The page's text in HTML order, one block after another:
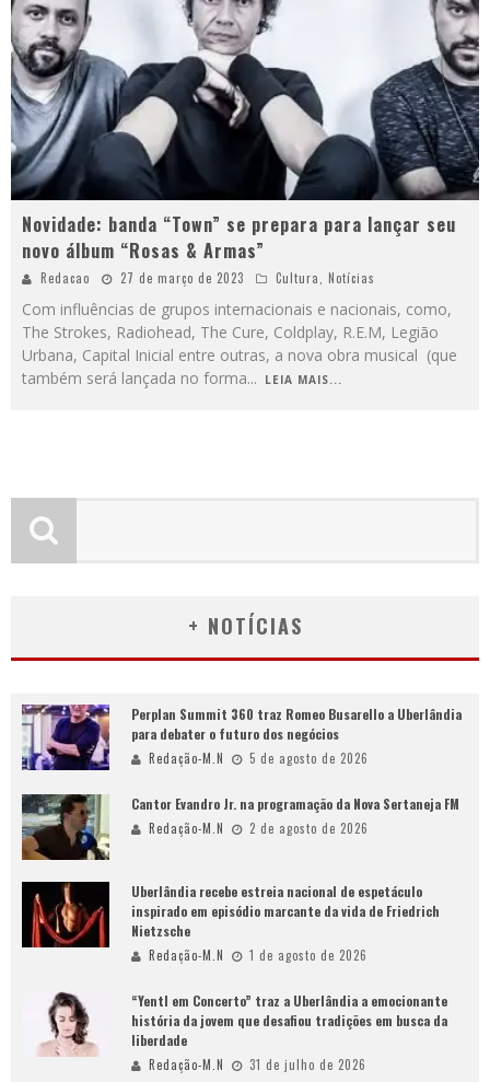
Novidade: banda “Town” se prepara para lançar seu
novo álbum “Rosas & Armas”
Redacao 27 de março de 2023 Cultura, Notícias
Com influências de grupos internacionais e nacionais, como,
The Strokes, Radiohead, The Cure, Coldplay, R.E.M, Legião
Urbana, Capital Inicial entre outras, a nova obra musical (que
também será lançada no forma... LEIA MAIS...
+ NOTÍCIAS
Perplan Summit 360 traz Romeo Busarello a Uberlândia
para debater o futuro dos negócios
Redação-M.N 5 de agosto de 2026
Cantor Evandro Jr. na programação da Nova Sertaneja FM
Redação-M.N 2 de agosto de 2026
Uberlândia recebe estreia nacional de espetáculo
inspirado em episódio marcante da vida de Friedrich
Nietzsche
Redação-M.N 1 de agosto de 2026
“Yentl em Concerto” traz a Uberlândia a emocionante
história da jovem que desafiou tradições em busca da
liberdade
Redação-M.N 31 de julho de 2026